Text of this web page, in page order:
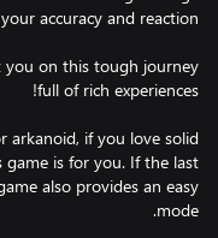
you on this tough journey
arkanoid, if you love solid
is for you. If the last
also provides an easy
mode.